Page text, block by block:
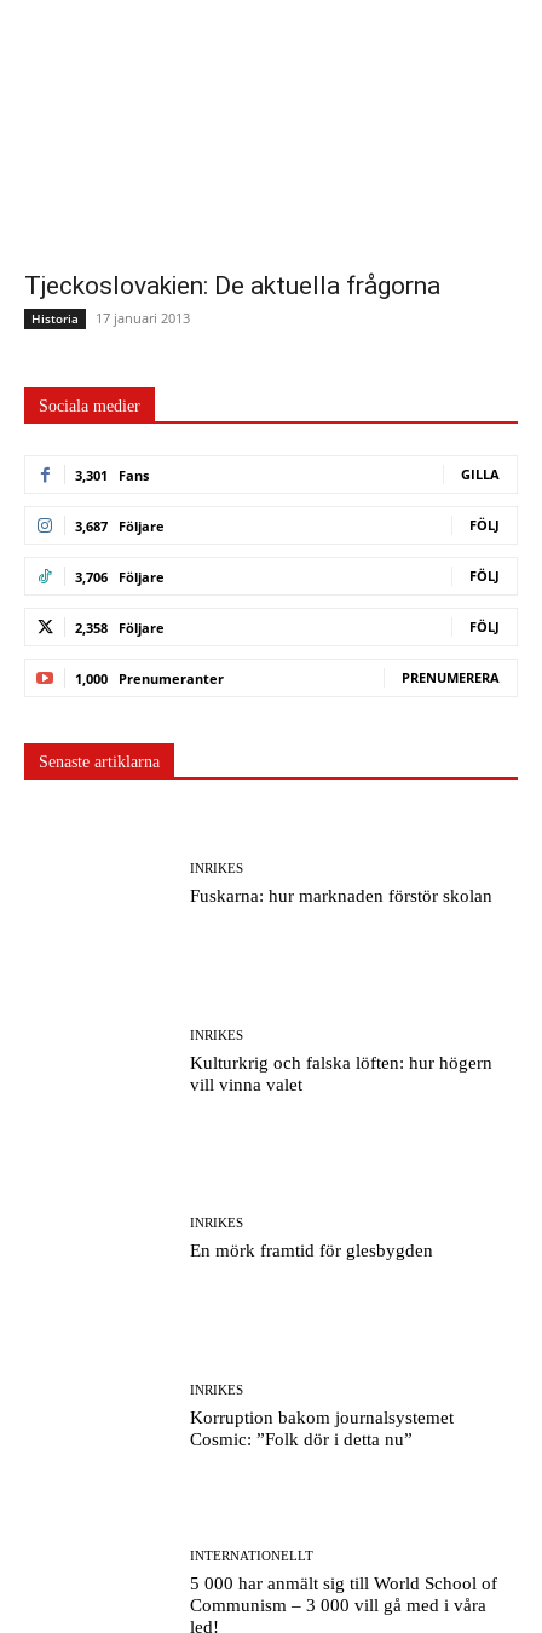
Tjeckoslovakien: De aktuella frågorna
Historia 17 januari 2013
Sociala medier
3,301 Fans GILLA
3,687 Följare FÖLJ
3,706 Följare FÖLJ
2,358 Följare FÖLJ
1,000 Prenumeranter PRENUMERERA
Senaste artiklarna
INRIKES
Fuskarna: hur marknaden förstör skolan
INRIKES
Kulturkrig och falska löften: hur högern
vill vinna valet
INRIKES
En mörk framtid för glesbygden
INRIKES
Korruption bakom journalsystemet
Cosmic: ”Folk dör i detta nu”
INTERNATIONELLT
5 000 har anmält sig till World School of
Communism – 3 000 vill gå med i våra
led!